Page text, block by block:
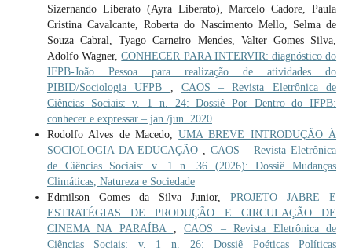
Sizernando Liberato (Ayra Liberato), Marcelo Cadore, Paula
Cristina Cavalcante, Roberta do Nascimento Mello, Selma de
Souza Cabral, Tyago Carneiro Mendes, Valter Gomes Silva,
Adolfo Wagner,CONHECER PARA INTERVIR: diagnóstico do
IFPB-João Pessoa para realização de atividades do
PIBID/Sociologia UFPB
CAOS – Revista Eletrônica de
Ciências Sociais: v. 1 n. 24: Dossiê Por Dentro do IFPB:
conhecer e expressar – jan./jun. 2020
Rodolfo Alves de Macedo,UMA BREVE INTRODUÇÃO À
SOCIOLOGIA DA EDUCAÇÃO
CAOS – Revista Eletrônica
de Ciências Sociais: v. 1 n. 36 (2026): Dossiê Mudanças
Climáticas, Natureza e Sociedade
Edmilson Gomes da Silva Junior,PROJETO JABRE E
ESTRATÉGIAS DE PRODUÇÃO E CIRCULAÇÃO DE
CINEMA NA PARAÍBA
,CAOS – Revista Eletrônica de
Ciências Sociais: v. 1 n. 26: Dossiê Poéticas Políticas